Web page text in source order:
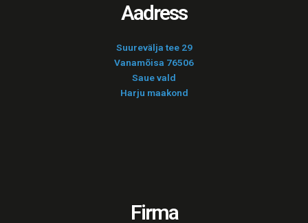
Firma
Aadress
Suurevälja tee 29
Vanamõisa 76506
Saue vald
Harju maakond